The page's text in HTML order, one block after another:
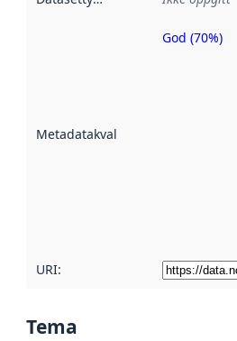
Metadatakvalitet
Metadatakvalitet
God (70%)
URI:
Tema